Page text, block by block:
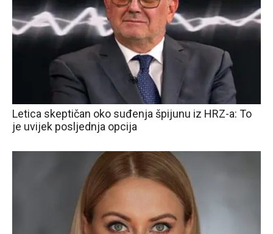
Letica skeptičan oko suđenja špijunu iz HRZ-a: To
je uvijek posljednja opcija